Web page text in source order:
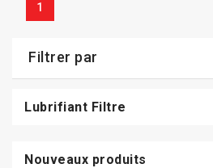
1
Filtrer par
Lubrifiant Filtre
Nouveaux produits